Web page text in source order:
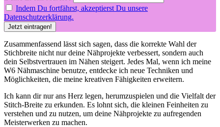
Indem Du fortfährst, akzeptierst Du unsere
Datenschutzerklärung.
Zusammenfassend lässt⁣ sich sagen, ⁣dass die korrekte Wahl der
Stichbreite nicht nur ⁣deine Nähprojekte verbessert, sondern auch
dein Selbstvertrauen‍ im Nähen steigert. Jedes Mal, wenn ich meine
W6 Nähmaschine benutze, entdecke ich neue Techniken und
Möglichkeiten, die meine kreativen Fähigkeiten erweitern.
Ich kann dir nur ans Herz legen, herumzuspielen und die Vielfalt der​
Stitch-Breite⁣ zu erkunden. Es lohnt sich, die kleinen Feinheiten ‍zu
verstehen und zu ⁢nutzen, um deine Nähprojekte zu aufregenden
Meisterwerken zu machen.